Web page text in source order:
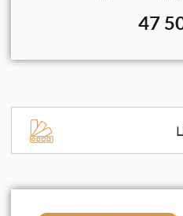
47